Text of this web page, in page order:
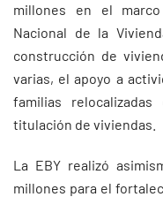
millones en el
Nacional de la
construcción de
varias, el apoyo a
familias
titulación de viviendas.
La EBY realizó
millones para el